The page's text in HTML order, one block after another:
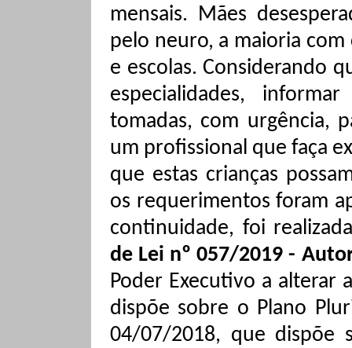
mensais. Mães
pelo neuro, a maioria com
e escolas. Considerando
especialidades,
tomadas, com urgência,
um profissional que faça
que estas crianças
os requerimentos foram
continuidade, foi
de Lei nº 057/2019 -
Poder Executivo a alterar
dispõe sobre o Plano
04/07/2018, que dispõe